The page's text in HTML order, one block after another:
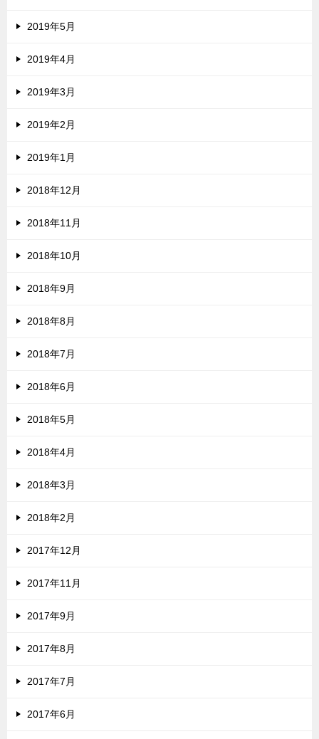
2019年5月
2019年4月
2019年3月
2019年2月
2019年1月
2018年12月
2018年11月
2018年10月
2018年9月
2018年8月
2018年7月
2018年6月
2018年5月
2018年4月
2018年3月
2018年2月
2017年12月
2017年11月
2017年9月
2017年8月
2017年7月
2017年6月